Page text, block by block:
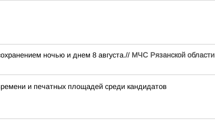
ночью и днем 8 августа.// МЧС Рязанской области
и печатных площадей среди кандидатов